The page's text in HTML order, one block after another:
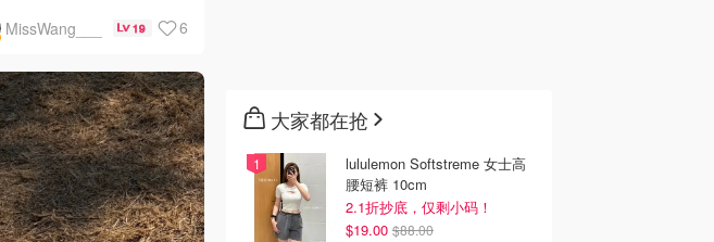
MissWang___ 19 6
大家都在抢
lululemon Softstreme 女士高
腰短裤 10cm
2.1折抄底，仅剩小码！
$19.00 $88.00